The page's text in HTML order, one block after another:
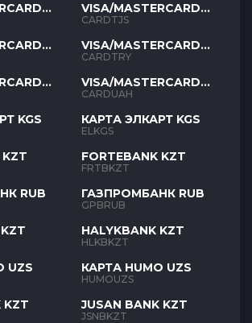
KGS
KZT
RUB
UZS
KZT
VISA/MASTERCARD
TJS
CARDTJS
VISA/MASTERCARD
TYR
CARDTRY
VISA/MASTERCARD
UAH
CARDUAH
КАРТА ЭЛКАРТ KGS
ELKGS
FORTEBANK KZT
FRTBKZT
ГАЗПРОМБАНК RUB
GPBRUB
HALYKBANK KZT
HLKBKZT
КАРТА HUMO UZS
HUMOUZS
JUSAN BANK KZT
JSNBKZT